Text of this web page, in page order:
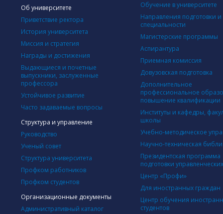
Об университете
Приветствие ректора
История университета
Миссия и стратегия
Награды и достижения
Выдающиеся и почетные
выпускники, заслуженные
профессора
Устойчивое развитие
Часто задаваемые вопросы
Структура и управление
Руководство
Ученый совет
Структура университета
Профком работников
Профком студентов
Организационные документы
Административный каталог
Обучение в университете
Направления подготовки и
специальности
Магистерские программы
Аспирантура
Приемная комиссия
Довузовская подготовка
Дополнительное
профессиональное
повышение квалификации
Институты и кафедры,
школы
Учебно-методическое
Научно-техническая
Президентская программа
подготовки
Центр «Профи»
Для иностранных граждан
Центр обучения
студентов